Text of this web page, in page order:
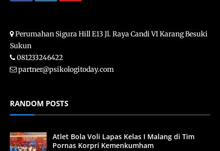
Perumahan Sigura Hill E13 Jl. Raya Candi VI Karang Besuki
Sukun
081233246422
partner@psikologitoday.com
RANDOM POSTS
Atlet Bola Voli Lapas Kelas I Malang di Tim
Pornas Korpri Kemenkumham